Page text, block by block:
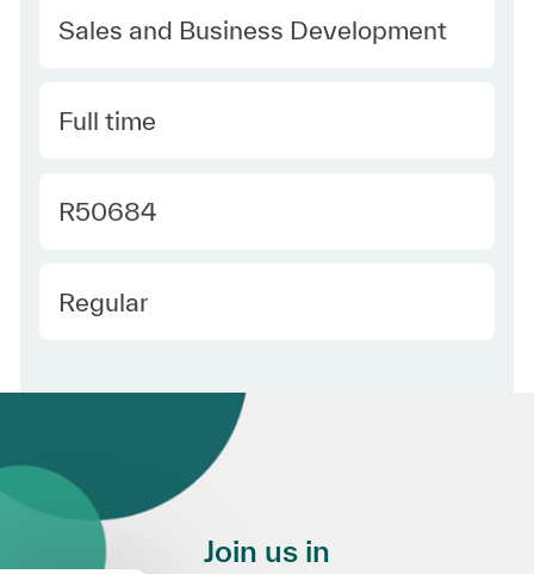
Category
Sales and Business Development
Type
Full time
Required Id
R50684
Employee Type
Regular
Join us in